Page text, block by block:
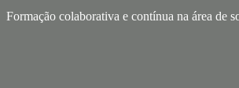
Formação colaborativa e contínua na área de